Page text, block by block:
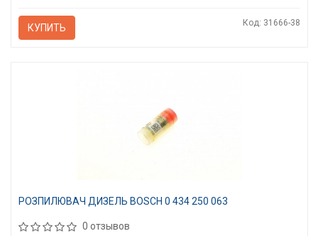
КУПИТЬ Код: 31666-38
РОЗПИЛЮВАЧ ДИЗЕЛЬ BOSCH 0 434 250 063
0 отзывов